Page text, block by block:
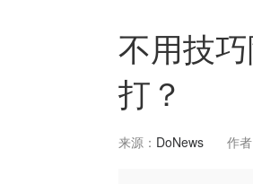
不用技
打？
来源： DoNews 作者